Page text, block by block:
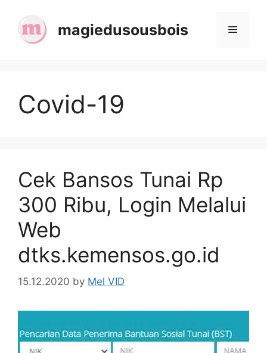
content
magiedusousbois Menu
Covid-19
Cek Bansos Tunai Rp
300 Ribu, Login Melalui
Web
dtks.kemensos.go.id
15.12.2020 by Mel VID